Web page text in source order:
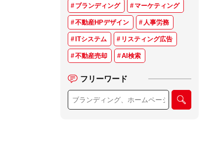
ブランディング マーケティング
不動産HPデザイン 人事労務
ITシステム リスティング広告
不動産売却 AI検索
フリーワード